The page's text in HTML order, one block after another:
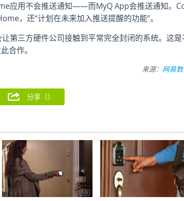
应用不会推送通知——而MyQ App会推送通知。
，还“计划在未来加入推送提醒的功能”。
第三方硬件公司接触到平常完全封闭的系统。这是
合作。
来源： 网易
分享（）